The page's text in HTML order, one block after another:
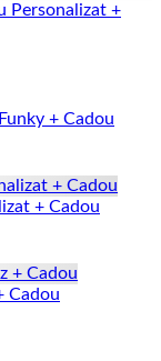
Personalizat +
+ Cadou
+ Cadou
Cadou